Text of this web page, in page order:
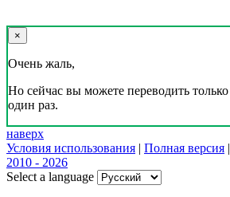
×
Очень жаль,
Но сейчас вы можете переводить только
один раз.
наверх
Условия использования | Полная версия |
2010 - 2026
Select a language